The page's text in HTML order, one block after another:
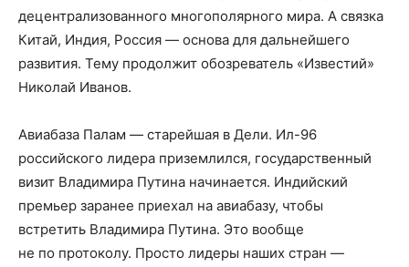
децентрализованного многополярного мира. А связка
Китай, Индия, Россия — основа для дальнейшего
развития. Тему продолжит обозреватель «Известий»
Николай Иванов.
Авиабаза Палам — старейшая в Дели. Ил-96
российского лидера приземлился, государственный
визит Владимира Путина начинается. Индийский
премьер заранее приехал на авиабазу, чтобы
встретить Владимира Путина. Это вообще
не по протоколу. Просто лидеры наших стран —